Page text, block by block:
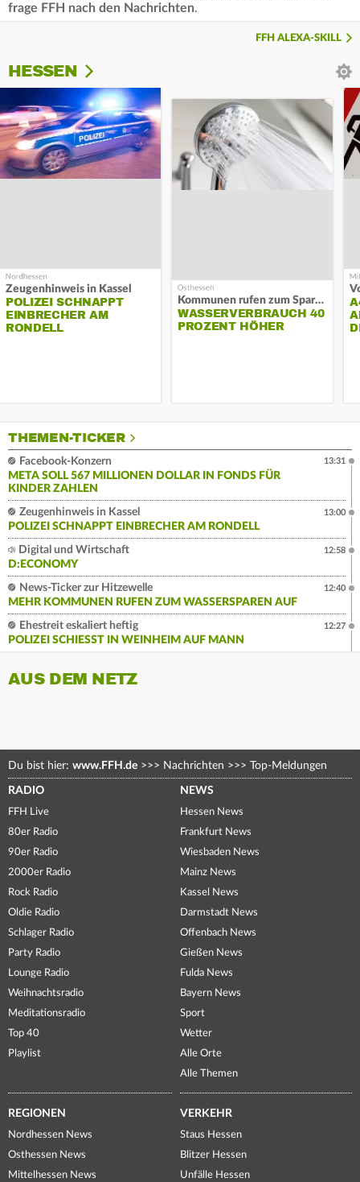
frage FFH nach den Nachrichten.
FFH ALEXA-SKILL
HESSEN
Zeugenhinweis in Kassel
POLIZEI SCHNAPPT
EINBRECHER AM
RONDELL
Kommunen rufen zum Sparen auf
WASSERVERBRAUCH 40
PROZENT HÖHER
THEMEN-TICKER
Facebook-Konzern
META SOLL 567 MILLIONEN DOLLAR IN FONDS FÜR
KINDER ZAHLEN
13:31
Zeugenhinweis in Kassel
POLIZEI SCHNAPPT EINBRECHER AM RONDELL
13:00
Digital und Wirtschaft
D:ECONOMY
12:58
News-Ticker zur Hitzewelle
MEHR KOMMUNEN RUFEN ZUM WASSERSPAREN AUF
12:40
Ehestreit eskaliert heftig
POLIZEI SCHIESST IN WEINHEIM AUF MANN
12:27
AUS DEM NETZ
Du bist hier: www.FFH.de >>> Nachrichten >>> Top-Meldungen
RADIO
FFH Live
80er Radio
90er Radio
2000er Radio
Rock Radio
Oldie Radio
Schlager Radio
Party Radio
Lounge Radio
Weihnachtsradio
Meditationsradio
Top 40
Playlist
NEWS
Hessen News
Frankfurt News
Wiesbaden News
Mainz News
Kassel News
Darmstadt News
Offenbach News
Gießen News
Fulda News
Bayern News
Sport
Wetter
Alle Orte
Alle Themen
REGIONEN
Nordhessen News
Osthessen News
Mittelhessen News
VERKEHR
Staus Hessen
Blitzer Hessen
Unfälle Hessen